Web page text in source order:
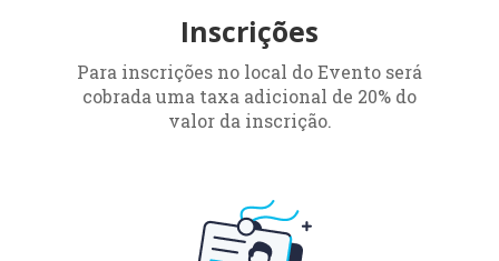
Inscrições
Para inscrições no local do Evento será
cobrada uma taxa adicional de 20% do
valor da inscrição.